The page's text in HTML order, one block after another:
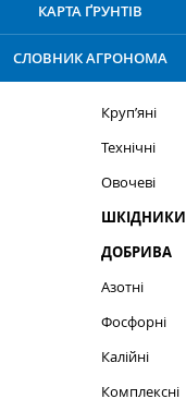
КАРТА ҐРУНТІВ
СЛОВНИК АГРОНОМА
Круп’яні
Технічні
Овочеві
ШКІДНИКИ
ДОБРИВА
Азотні
Фосфорні
Калійні
Комплексні